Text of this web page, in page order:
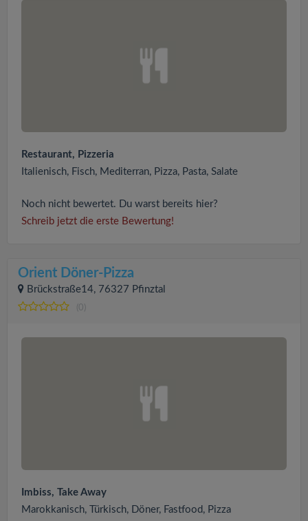
Restaurant, Pizzeria
Italienisch, Fisch, Mediterran, Pizza, Pasta, Salate
Noch nicht bewertet. Du warst bereits hier?
Schreib jetzt die erste Bewertung!
Orient Döner-Pizza
Brückstraße14, 76327 Pfinztal
(0)
Imbiss, Take Away
Marokkanisch, Türkisch, Döner, Fastfood, Pizza